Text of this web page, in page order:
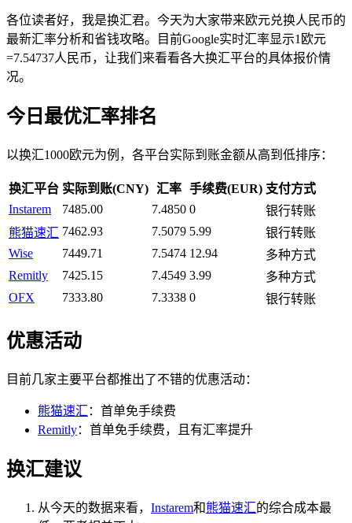
各位读者好，我是换汇君。今天为大家带来欧元兑换人民币的
最新汇率分析和省钱攻略。目前Google实时汇率显示1欧元
=7.54737人民币，让我们来看看各大换汇平台的具体报价情
况。
今日最优汇率排名
以换汇1000欧元为例，各平台实际到账金额从高到低排序：
换汇平台 实际到账(CNY) 汇率 手续费(EUR) 支付方式
Instarem
7485.00 7.4850 0
银行转账
熊猫速汇 7462.93 7.5079 5.99
银行转账
Wise
7449.71 7.5474 12.94
多种方式
Remitly
7425.15 7.4549 3.99
多种方式
OFX
7333.80 7.3338 0 银行转账
优惠活动
目前几家主要平台都推出了不错的优惠活动：
熊猫速汇 ：首单免手续费
Remitly：首单免手续费，且有汇率提升
换汇建议
从今天的数据来看， Instarem和熊猫速汇的综合成本最